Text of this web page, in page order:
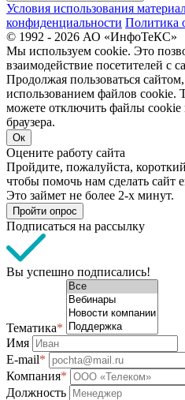
Условия использования
конфиденциальности Политика
© 1992 - 2026 АО «ИнфоТеКС»
Мы используем cookie. Это
взаимодействие посетителей с
Продолжая пользоваться
использованием файлов cookie.
можете отключить файлы cookie
браузера.
Ок
Оцените работу сайта
Пройдите, пожалуйста,
чтобы помочь нам сделать сайт
Это займет не более 2-х минут.
Пройти опрос
Подписаться на рассылку
Вы успешно подписались!
Тематика*
Имя
E-mail*
Компания*
Должность